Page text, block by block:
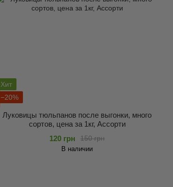
Хит
−20%
Луковицы тюльпанов после выгонки, много
сортов, цена за 1кг, Ассорти
150 грн
120 грн
В наличии